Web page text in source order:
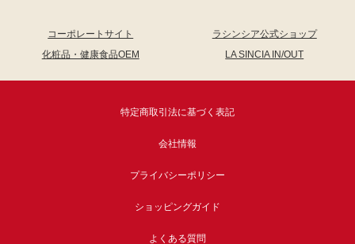
コーポレートサイト
ラシンシア公式ショップ
化粧品・健康食品OEM
LA SINCIA IN/OUT
特定商取引法に基づく表記
会社情報
プライバシーポリシー
ショッピングガイド
よくある質問